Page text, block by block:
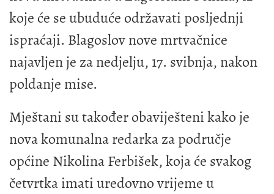
koje će se ubuduće održavati posljednji
ispraćaji. Blagoslov nove mrtvačnice
najavljen je za nedjelju, 17. svibnja, nakon
poldanje mise.
Mještani su također obaviješteni kako je
nova komunalna redarka za područje
općine Nikolina Ferbišek, koja će svakog
četvrtka imati uredovno vrijeme u